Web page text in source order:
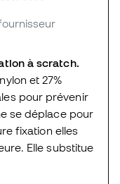
à scratch.
et 27%
pour prévenir
se déplace pour
fixation elles
Elle substitue